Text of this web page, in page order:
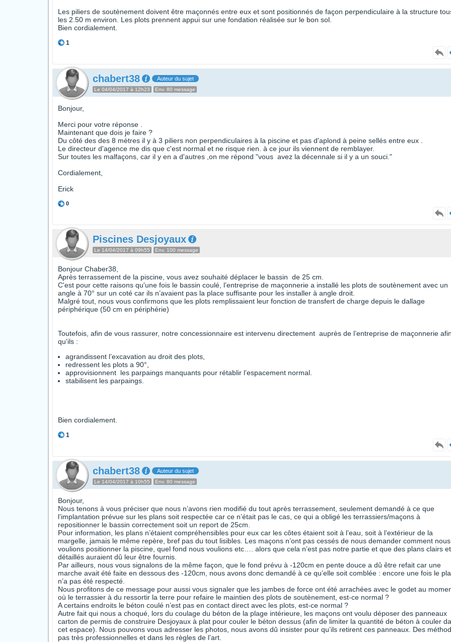
Les piliers de soutènement doivent être maçonnés entre eux et sont positionnés de façon perpendiculaire à la structure
les 2.50 m environ. Les plots prennent appui sur une fondation réalisée sur le bon sol.
Bien cordialement.
1
chabert38 Auteur du sujet
Le 04/04/2017 à 12h23 Env. 80 message
Bonjour,
Merci pour votre réponse .
Maintenant que dois je faire ?
Du côté des des 8 mètres il y à 3 piliers non perpendiculaires à la piscine et pas d'aplond à peine sellés entre eux .
Le directeur d'agence me dis que c'est normal et ne risque rien. à ce jour ils viennent de remblayer.
Sur toutes les malfaçons, car il y en a d'autres ,on me répond "vous avez la décennale si il y a un souci."
Cordialement,
Erick
0
Piscines Desjoyaux
Le 14/04/2017 à 09h55 Env. 100 message
Bonjour Chaber38,
Après terrassement de la piscine, vous avez souhaité déplacer le bassin de 25 cm.
C'est pour cette raisons qu'une fois le bassin coulé, l’entreprise de maçonnerie a installé les plots de soutènement avec un
angle à 70° sur un coté car ils n’avaient pas la place suffisante pour les installer à angle droit.
Malgré tout, nous vous confirmons que les plots remplissaient leur fonction de transfert de charge depuis le dallage
périphérique (50 cm en périphérie)
Toutefois, afin de vous rassurer, notre concessionnaire est intervenu directement auprès de l’entreprise de maçonnerie
qu'ils :
agrandissent l’excavation au droit des plots,
redressent les plots a 90°,
approvisionnent les parpaings manquants pour rétablir l’espacement normal.
stabilisent les parpaings.
Bien cordialement.
1
chabert38 Auteur du sujet
Le 14/04/2017 à 10h55 Env. 80 message
Bonjour,
Nous tenons à vous préciser que nous n’avons rien modifié du tout après terrassement, seulement demandé à ce que
l’implantation prévue sur les plans soit respectée car ce n’était pas le cas, ce qui a obligé les terrassiers/maçons à
repositionner le bassin correctement soit un report de 25cm.
Pour information, les plans n’étaient compréhensibles pour eux car les côtes étaient soit à l’eau, soit à l’extérieur de la
margelle, jamais le même repère, bref pas du tout lisibles. Les maçons n’ont pas cessés de nous demander comment nous
voulions positionner la piscine, quel fond nous voulions etc…. alors que cela n’est pas notre partie et que des plans clairs et
détaillés auraient dû leur être fournis.
Par ailleurs, nous vous signalons de la même façon, que le fond prévu à -120cm en pente douce a dû être refait car une
marche avait été faite en dessous des -120cm, nous avons donc demandé à ce qu’elle soit comblée : encore une fois le
n’a pas été respecté.
Nous profitons de ce message pour aussi vous signaler que les jambes de force ont été arrachées avec le godet au
où le terrassier à du ressortir la terre pour refaire le maintien des plots de soutènement, est-ce normal ?
A certains endroits le béton coulé n’est pas en contact direct avec les plots, est-ce normal ?
Autre fait qui nous a choqué, lors du coulage du béton de la plage intérieure, les maçons ont voulu déposer des panneaux
carton de permis de construire Desjoyaux à plat pour couler le béton dessus (afin de limiter la quantité de béton à couler
cet espace). Nous pouvons vous adresser les photos, nous avons dû insister pour qu’ils retirent ces panneaux. Des
pas très professionnelles et dans les règles de l’art.